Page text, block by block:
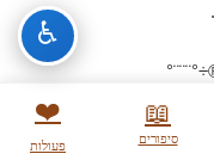
📖
סיפורים
❤️
פעולות
♿